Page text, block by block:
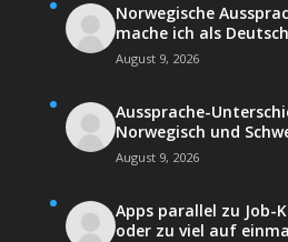
Norwegische
mache ich als
August 9, 2026
Aussprache-
Norwegisch und
August 9, 2026
Apps parallel zu Job-
oder zu viel auf